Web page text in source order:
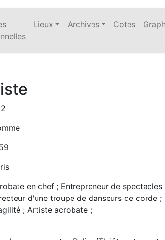
Lieux Archives Cotes
en chef ; Entrepreneur de
d'une troupe de danseurs de corde
; Artiste acrobate ;